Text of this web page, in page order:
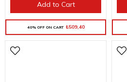
40% OFF ON CART ₺509,40
Add to Cart